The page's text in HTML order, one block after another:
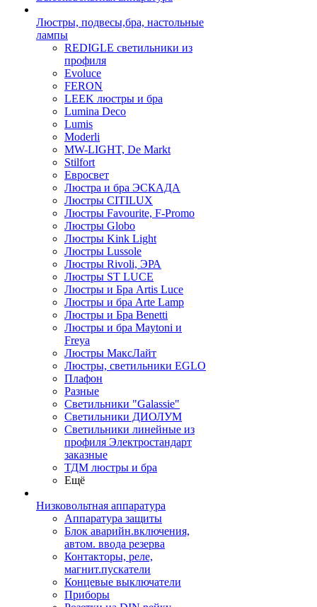
Люстры, подвесы,бра, настольные
лампы
REDIGLE светильники из
профиля
Evoluce
FERON
LEEK люстры и бра
Lumina Deco
Lumis
Moderli
MW-LIGHT, De Markt
Stilfort
Евросвет
Люстра и бра ЭСКАДА
Люстры CITILUX
Люстры Favourite, F-Promo
Люстры Globo
Люстры Kink Light
Люстры Lussole
Люстры Rivoli, ЭРА
Люстры ST LUCE
Люстры и Бра Artis Luce
Люстры и бра Arte Lamp
Люстры и Бра Benetti
Люстры и бра Maytoni и
Freya
Люстры МаксЛайт
Люстры, светильники EGLO
Плафон
Разные
Светильники "Galassie"
Светильники ДИОЛУМ
Светильники линейные из
профиля Электростандарт
заказные
ТДМ люстры и бра
Ещё
Низковольтная аппаратура
Аппаратура защиты
Блок аварийн.включения,
автом. ввода резерва
Контакторы, реле,
магнит.пускатели
Концевые выключатели
Приборы